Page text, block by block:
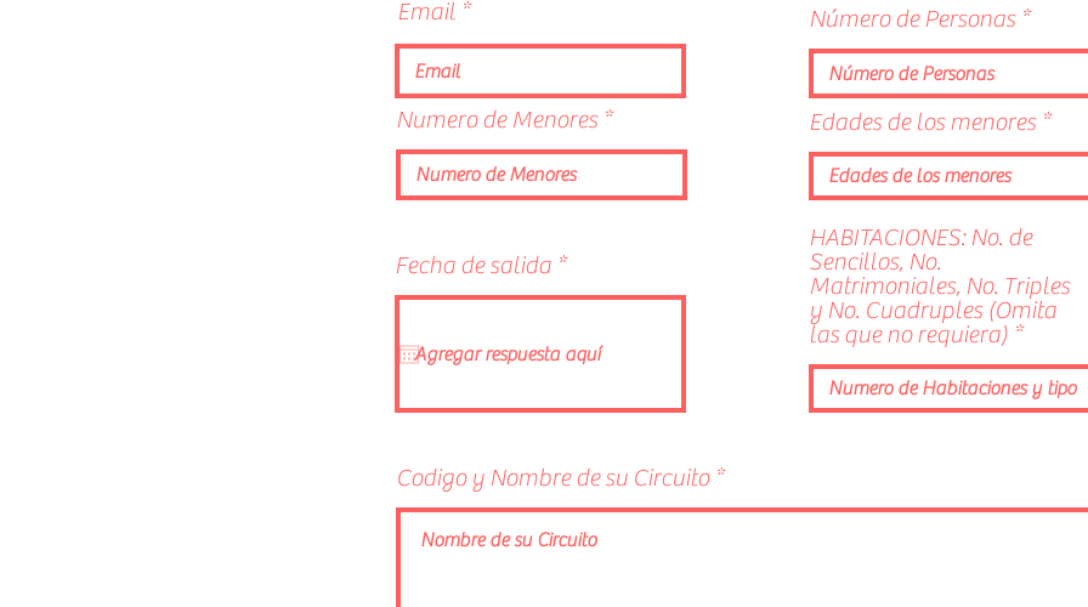
Email
Numero de Menores
Fecha de salida *r
e
i
e
Número de Personas
Edades de los menores
HABITACIONES: No. de
Sencillos, No.
Matrimoniales, No. Triples
y No. Cuadruples (Omita
las que no requiera)
Codigo y Nombre de su Circuito